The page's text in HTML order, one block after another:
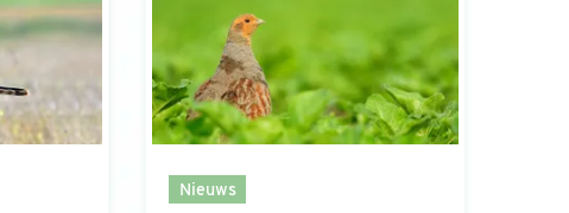
Nieuws